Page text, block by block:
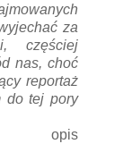
za
częściej
nas, choć
reportaż
do tej pory
opis